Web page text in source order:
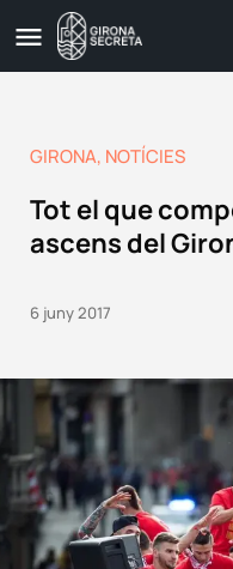
GIRONA, NOTÍCIES
Tot el que
ascens del
6 juny 2017